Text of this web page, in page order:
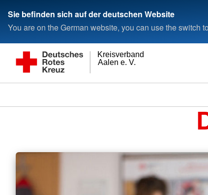
Sie befinden sich auf der deutschen Website
You are on the German website, you can use the switch
Aalen e. V.
Kreisverband